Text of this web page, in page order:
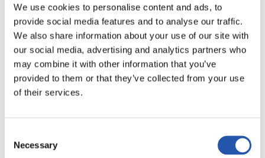
We use cookies to personalise content and ads, to
provide social media features and to analyse our traffic.
We also share information about your use of our site with
our social media, advertising and analytics partners who
may combine it with other information that you’ve
provided to them or that they’ve collected from your use
of their services.
Selection
Necessary
LALIGA
TERMINÉ
1- 2